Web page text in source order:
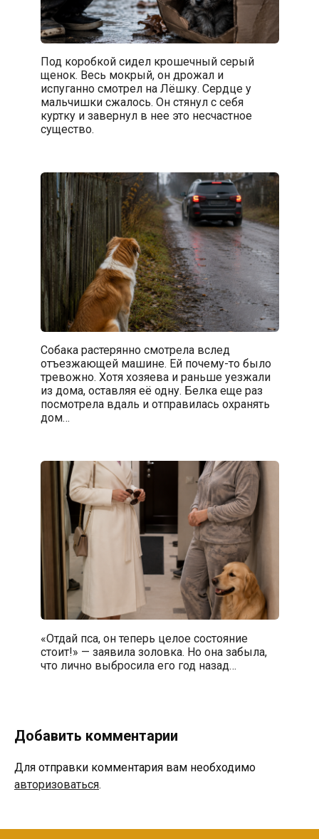
Под коробкой сидел крошечный серый
щенок. Весь мокрый, он дрожал и
испуганно смотрел на Лёшку. Сердце у
мальчишки сжалось. Он стянул с себя
куртку и завернул в нее это несчастное
существо.
Собака растерянно смотрела вслед
отъезжающей машине. Ей почему-то было
тревожно. Хотя хозяева и раньше уезжали
из дома, оставляя её одну. Белка еще раз
посмотрела вдаль и отправилась охранять
дом…
«Отдай пса, он теперь целое состояние
стоит!» — заявила золовка. Но она забыла,
что лично выбросила его год назад…
Добавить комментарии
Для отправки комментария вам необходимо
авторизоваться.